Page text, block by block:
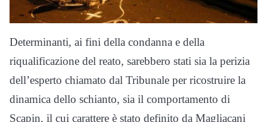
Determinanti, ai fini della condanna e della
riqualificazione del reato, sarebbero stati sia la perizia
dell’esperto chiamato dal Tribunale per ricostruire la
dinamica dello schianto, sia il comportamento di
Scapin, il cui carattere è stato definito da Magliacani